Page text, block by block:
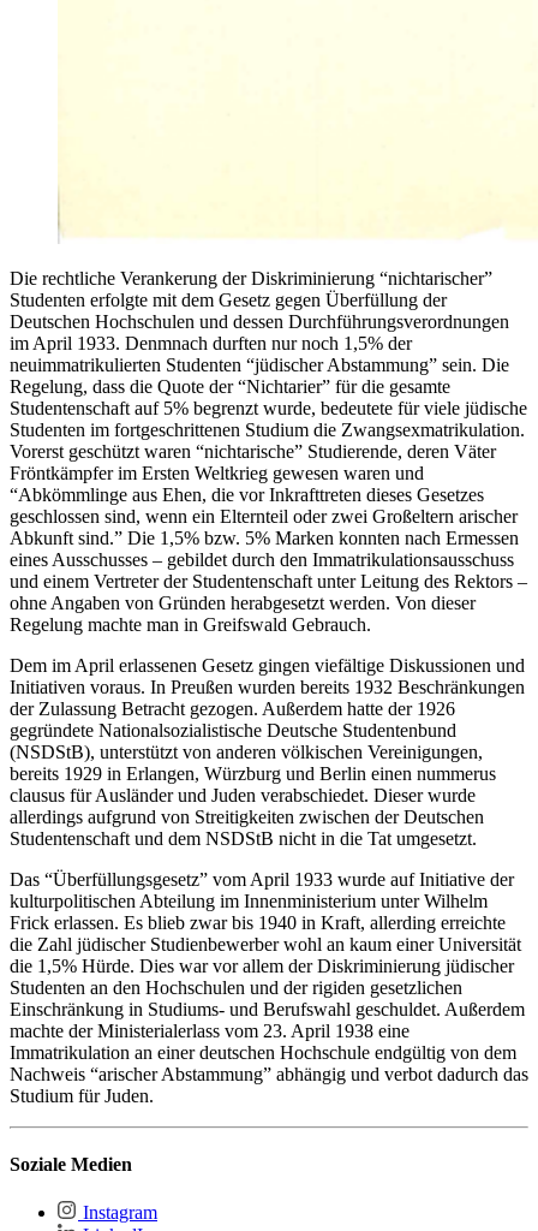
Die rechtliche Verankerung der Diskriminierung “nichtarischer”
Studenten erfolgte mit dem Gesetz gegen Überfüllung der
Deutschen Hochschulen und dessen Durchführungsverordnungen
im April 1933. Denmnach durften nur noch 1,5% der
neuimmatrikulierten Studenten “jüdischer Abstammung” sein. Die
Regelung, dass die Quote der “Nichtarier” für die gesamte
Studentenschaft auf 5% begrenzt wurde, bedeutete für viele jüdische
Studenten im fortgeschrittenen Studium die Zwangsexmatrikulation.
Vorerst geschützt waren “nichtarische” Studierende, deren Väter
Fröntkämpfer im Ersten Weltkrieg gewesen waren und
“Abkömmlinge aus Ehen, die vor Inkrafttreten dieses Gesetzes
geschlossen sind, wenn ein Elternteil oder zwei Großeltern arischer
Abkunft sind.” Die 1,5% bzw. 5% Marken konnten nach Ermessen
eines Ausschusses – gebildet durch den Immatrikulationsausschuss
und einem Vertreter der Studentenschaft unter Leitung des Rektors –
ohne Angaben von Gründen herabgesetzt werden. Von dieser
Regelung machte man in Greifswald Gebrauch.
Dem im April erlassenen Gesetz gingen viefältige Diskussionen und
Initiativen voraus. In Preußen wurden bereits 1932 Beschränkungen
der Zulassung Betracht gezogen. Außerdem hatte der 1926
gegründete Nationalsozialistische Deutsche Studentenbund
(NSDStB), unterstützt von anderen völkischen Vereinigungen,
bereits 1929 in Erlangen, Würzburg und Berlin einen nummerus
clausus für Ausländer und Juden verabschiedet. Dieser wurde
allerdings aufgrund von Streitigkeiten zwischen der Deutschen
Studentenschaft und dem NSDStB nicht in die Tat umgesetzt.
Das “Überfüllungsgesetz” vom April 1933 wurde auf Initiative der
kulturpolitischen Abteilung im Innenministerium unter Wilhelm
Frick erlassen. Es blieb zwar bis 1940 in Kraft, allerding erreichte
die Zahl jüdischer Studienbewerber wohl an kaum einer Universität
die 1,5% Hürde. Dies war vor allem der Diskriminierung jüdischer
Studenten an den Hochschulen und der rigiden gesetzlichen
Einschränkung in Studiums- und Berufswahl geschuldet. Außerdem
machte der Ministerialerlass vom 23. April 1938 eine
Immatrikulation an einer deutschen Hochschule endgültig von dem
Nachweis “arischer Abstammung” abhängig und verbot dadurch das
Studium für Juden.
Soziale Medien
Instagram